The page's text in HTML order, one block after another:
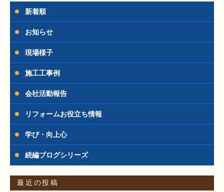
新着順
お知らせ
現場様子
施工工事例
会社活動報告
リフォームお役立ち情報
学び・向上心
続編ブログシリーズ
最近の投稿